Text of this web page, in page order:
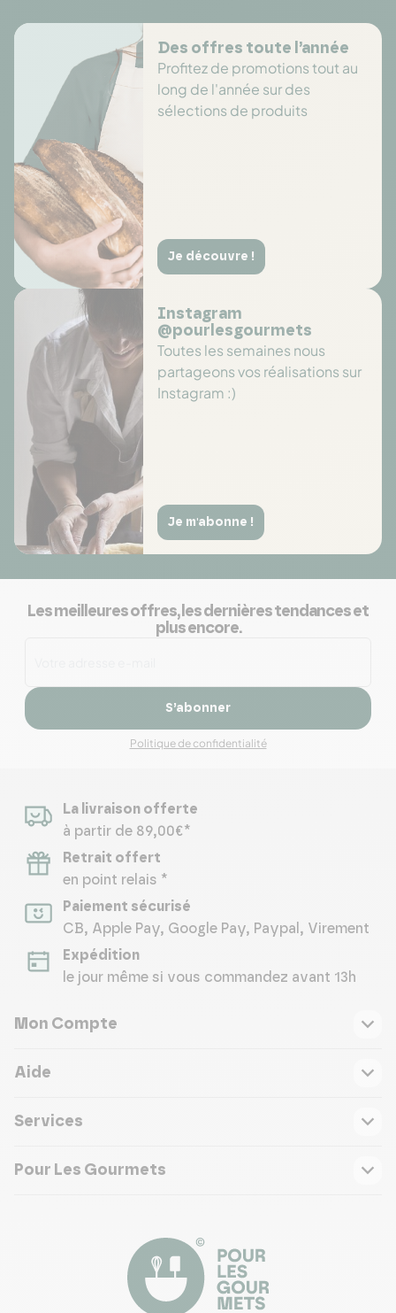
Des offres toute l’année
Profitez de promotions tout au
long de l'année sur des
sélections de produits
Je découvre !
Instagram
@pourlesgourmets
Toutes les semaines nous
partageons vos réalisations sur
Instagram :)
Je m'abonne !
Les meilleures offres, les dernières tendances et
plus encore.
S’abonner
Politique de confidentialité
La livraison offerte
à partir de 89,00€*
Retrait offert
en point relais *
Paiement sécurisé
CB, Apple Pay, Google Pay, Paypal, Virement
Expédition
le jour même si vous commandez avant 13h
Mon Compte
Aide
Services
Pour Les Gourmets